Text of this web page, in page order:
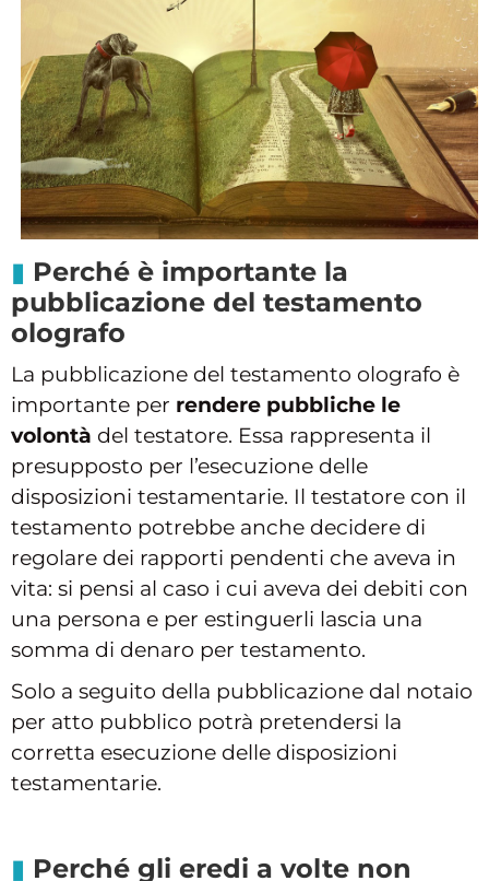
Perché è importante la
pubblicazione del testamento
olografo
La pubblicazione del testamento olografo è
importante per rendere pubbliche le
volontà del testatore. Essa rappresenta il
presupposto per l’esecuzione delle
disposizioni testamentarie. Il testatore con il
testamento potrebbe anche decidere di
regolare dei rapporti pendenti che aveva in
vita: si pensi al caso i cui aveva dei debiti con
una persona e per estinguerli lascia una
somma di denaro per testamento.
Solo a seguito della pubblicazione dal notaio
per atto pubblico potrà pretendersi la
corretta esecuzione delle disposizioni
testamentarie.
Perché gli eredi a volte non